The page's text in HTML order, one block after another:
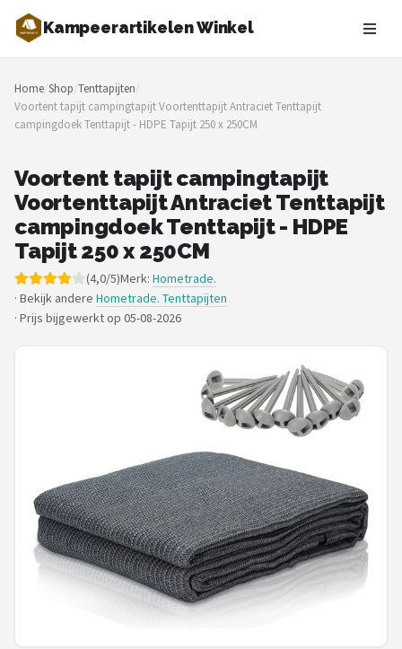
Kampeerartikelen Winkel
Zoeken
NAVIGATIE
Shop
Merken
Blog
Tenten
Slaapzakken
Slaapmatten
POPULAIRE MERKEN
Intex
KOEL
Eurotrail
Home/Shop/Tenttapijten/
Voortent tapijt campingtapijt Voortenttapijt Antraciet Tenttapijt
campingdoek Tenttapijt - HDPE Tapijt 250 x 250CM
Voortent tapijt campingtapijt
Voortenttapijt Antraciet Tenttapijt
campingdoek Tenttapijt - HDPE
Tapijt 250 x 250CM
(4,0/5)Merk: Hometrade.
· Bekijk andere Hometrade. Tenttapijten
· Prijs bijgewerkt op 05-08-2026